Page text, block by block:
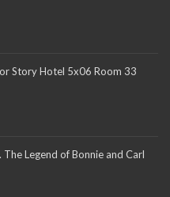
Story Hotel 5x06 Room 33
The Legend of Bonnie and Carl